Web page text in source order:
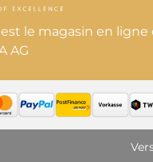
le magasin en ligne
AG